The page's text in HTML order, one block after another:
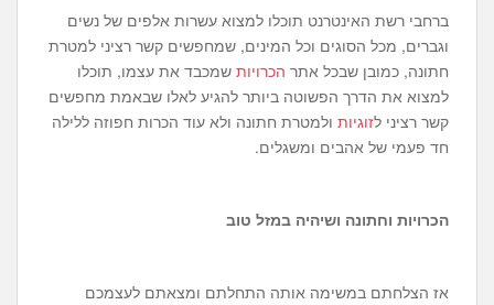
ברחבי רשת האינטרנט תוכלו למצוא עשרות אלפים של נשים
וגברים, מכל הסוגים וכל המינים, שמחפשים קשר רציני למטרת
חתונה, כמובן שבכל אתר הכרויות שמכבד את עצמו, תוכלו
למצוא את הדרך הפשוטה ביותר להגיע לאלו שבאמת מחפשים
קשר רציני לזוגיות ולמטרת חתונה ולא עוד הכרות חפוזה ללילה
חד פעמי של אהבים ומשגלים.
הכרויות וחתונה ושיהיה במזל טוב
אז הצלחתם במשימה אותה התחלתם ומצאתם לעצמכם